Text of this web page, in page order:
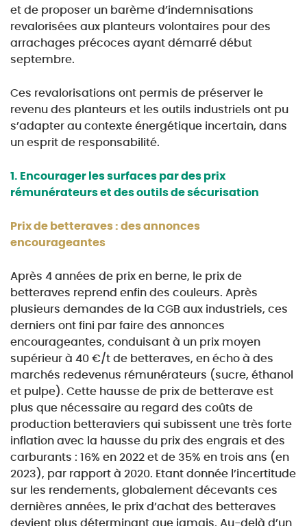
et de proposer un barème d’indemnisations
revalorisées aux planteurs volontaires pour des
arrachages précoces ayant démarré début
septembre.
Ces revalorisations ont permis de préserver le
revenu des planteurs et les outils industriels ont pu
s’adapter au contexte énergétique incertain, dans
un esprit de responsabilité.
1. Encourager les surfaces par des prix
rémunérateurs et des outils de sécurisation
Prix de betteraves : des annonces
encourageantes
Après 4 années de prix en berne, le prix de
betteraves reprend enfin des couleurs. Après
plusieurs demandes de la CGB aux industriels, ces
derniers ont fini par faire des annonces
encourageantes, conduisant à un prix moyen
supérieur à 40 €/t de betteraves, en écho à des
marchés redevenus rémunérateurs (sucre, éthanol
et pulpe). Cette hausse de prix de betterave est
plus que nécessaire au regard des coûts de
production betteraviers qui subissent une très forte
inflation avec la hausse du prix des engrais et des
carburants : 16% en 2022 et de 35% en trois ans (en
2023), par rapport à 2020. Etant donnée l’incertitude
sur les rendements, globalement décevants ces
dernières années, le prix d’achat des betteraves
devient plus déterminant que jamais. Au-delà d’un